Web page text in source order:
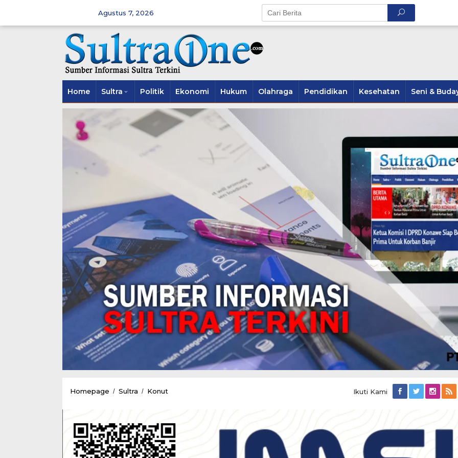
Agustus 7, 2026
Home Sultra Politik Ekonomi Hukum Olahraga Pendidikan Kesehatan Seni &
Homepage / Sultra / Konut
Demi
Wujudkan
Karya
Olahraga
Ikuti Kami